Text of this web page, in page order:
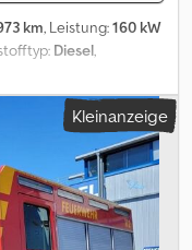
km, Leistung:160 kW
Diesel,
, Getriebetyp:
, * 9083- Fahrzeug-ID für
(2+4), 4-Türen
*
letzter Service bei
E-Mail Adresse:
oder
Kleinanzeige